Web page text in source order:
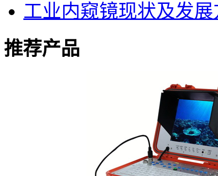
工业内窥镜现状及发展
推荐产品